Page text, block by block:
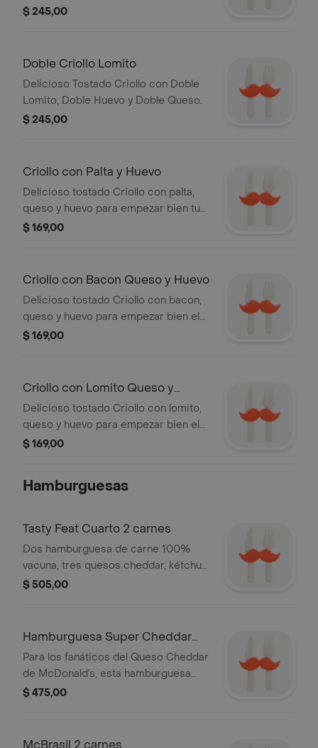
$ 245,00
Doble Criollo Lomito
Delicioso Tostado Criollo con Doble
Lomito, Doble Huevo y Doble Queso.
$ 245,00
Criollo con Palta y Huevo
Delicioso tostado Criollo con palta,
queso y huevo para empezar bien tu
día.
$ 169,00
Criollo con Bacon Queso y Huevo
Delicioso tostado Criollo con bacon,
queso y huevo para empezar bien el
día
$ 169,00
Criollo con Lomito Queso y
Huevo
Delicioso tostado Criollo con lomito,
queso y huevo para empezar bien el
día
$ 169,00
Hamburguesas
Tasty Feat Cuarto 2 carnes
Dos hamburguesa de carne 100%
vacuna, tres quesos cheddar, kétchup,
mostaza, cebolla fresca, salsa tasty en
$ 505,00
Hamburguesa Super Cheddar
Lover
Para los fanáticos del Queso Cheddar
de McDonald’s, esta hamburguesa
traerá dos medallones de carne
Queso Cheddar, en un esponjoso pan.
$ 475,00
McBrasil 2 carnes